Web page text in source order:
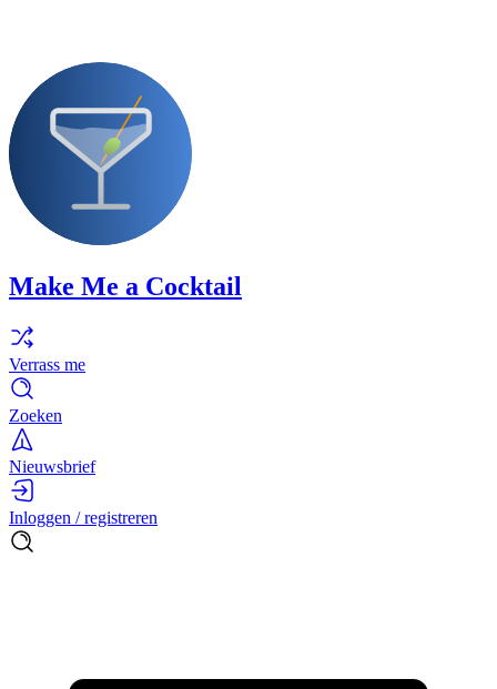
Make Me a Cocktail
Verrass me
Zoeken
Nieuwsbrief
Inloggen / registreren